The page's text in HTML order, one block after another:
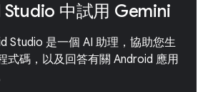
中試用 Gemini
Studio 是一個 AI 助理，協助您生
式碼，以及回答有關 Android 應用